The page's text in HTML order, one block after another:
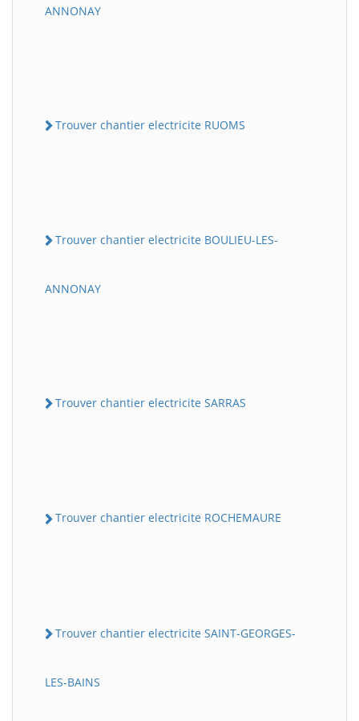
ANNONAY
Trouver chantier electricite RUOMS
Trouver chantier electricite BOULIEU-LES-
ANNONAY
Trouver chantier electricite SARRAS
Trouver chantier electricite ROCHEMAURE
Trouver chantier electricite SAINT-GEORGES-
LES-BAINS